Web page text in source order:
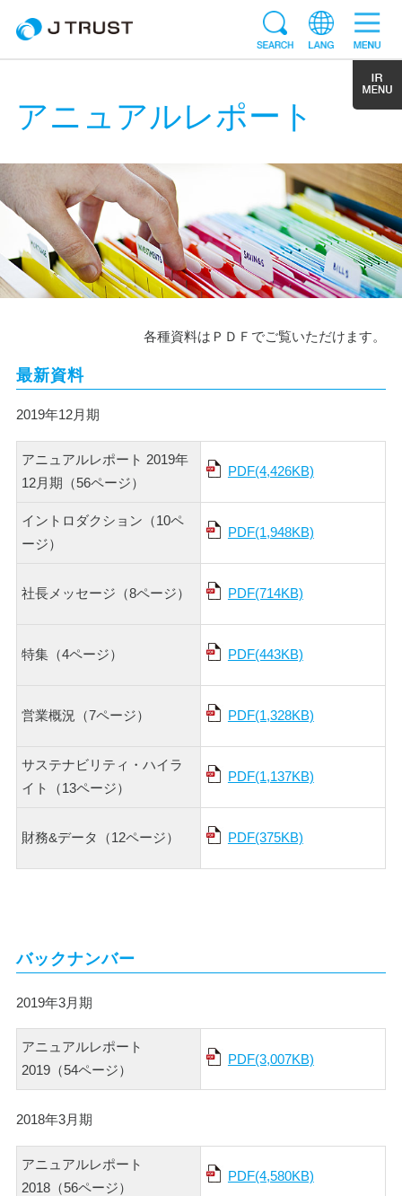
アニュアルレポート
各種資料はＰＤＦでご覧いただけます。
最新資料
2019年12月期
アニュアルレポート 2019年
12月期（56ページ）
PDF(4,426KB)
イントロダクション（10ペ
ージ）
PDF(1,948KB)
社長メッセージ（8ページ） PDF(714KB)
特集（4ページ） PDF(443KB)
営業概況（7ページ） PDF(1,328KB)
サステナビリティ・ハイラ
イト（13ページ）
PDF(1,137KB)
財務&データ（12ページ） PDF(375KB)
バックナンバー
2019年3月期
アニュアルレポート
2019（54ページ）
PDF(3,007KB)
2018年3月期
アニュアルレポート
2018（56ページ）
PDF(4,580KB)